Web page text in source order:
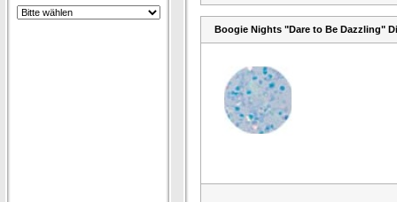
Boogie Nights "Dare to Be Dazzling"